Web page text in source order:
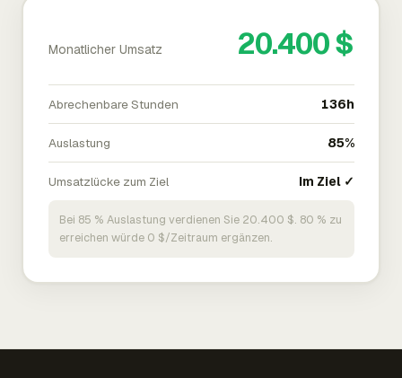
Monatlicher Umsatz 20.400 $
Abrechenbare Stunden 136h
Auslastung 85%
Umsatzlücke zum Ziel Im Ziel ✓
Bei 85 % Auslastung verdienen Sie 20.400 $. 80 % zu
erreichen würde 0 $/Zeitraum ergänzen.